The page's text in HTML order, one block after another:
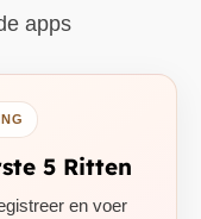
apps
5 Ritten
en voer